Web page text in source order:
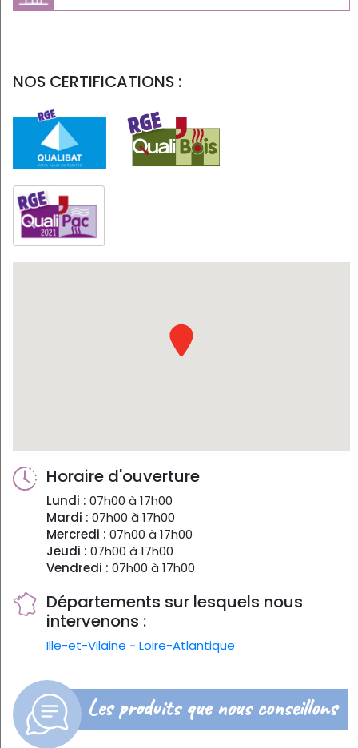
NOS CERTIFICATIONS :
Horaire d'ouverture
Lundi : 07h00 à 17h00
Mardi : 07h00 à 17h00
Mercredi : 07h00 à 17h00
Jeudi : 07h00 à 17h00
Vendredi : 07h00 à 17h00
Départements sur lesquels nous
intervenons :
Ille-et-Vilaine - Loire-Atlantique
Les produits que nous conseillons